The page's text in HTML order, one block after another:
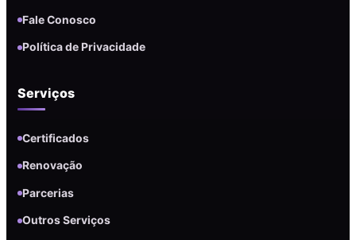
Fale Conosco
Política de Privacidade
Serviços
Certificados
Renovação
Parcerias
Outros Serviços